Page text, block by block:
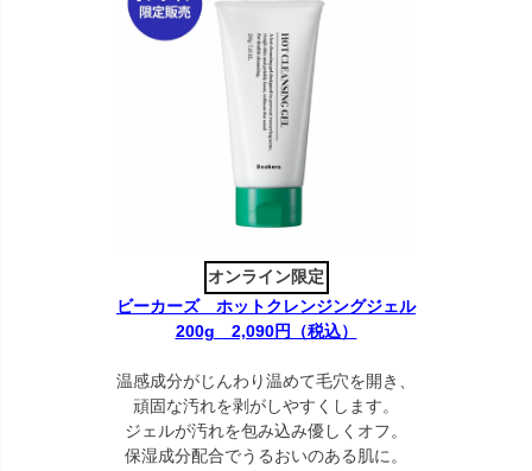
オンライン限定
ビーカーズ ホットクレンジングジェル
200g 2,090円（税込）
温感成分がじんわり温めて毛穴を開き、
頑固な汚れを剥がしやすくします。
ジェルが汚れを包み込み優しくオフ。
保湿成分配合でうるおいのある肌に。